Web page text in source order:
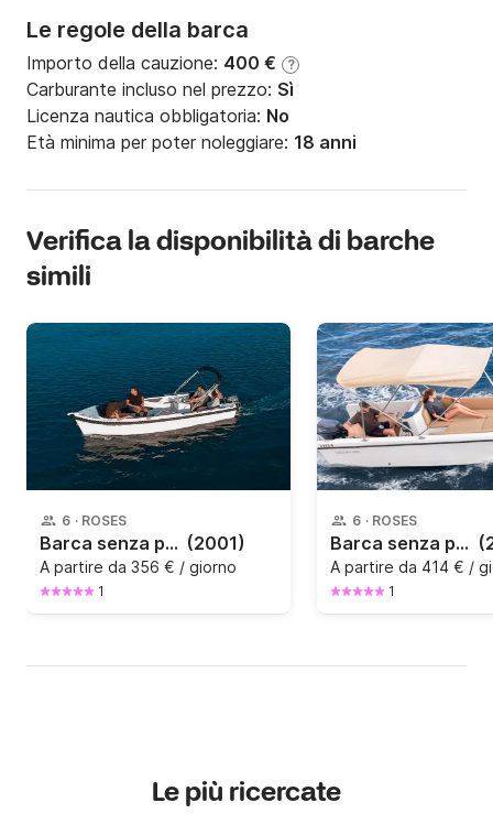
Le regole della barca
Importo della cauzione: 400 € ?
Carburante incluso nel prezzo: Sì
Licenza nautica obbligatoria: No
Età minima per poter noleggiare: 18 anni
Verifica la disponibilità di barche
simili
6 · ROSES
Barca senza patente Silver SILVER 495 15CV (2001)
A partire da 356 € / giorno
1
6 · ROSES
Barca senza patente Valory V 495 15CV
A partire da 414 € /
1
Le più ricercate